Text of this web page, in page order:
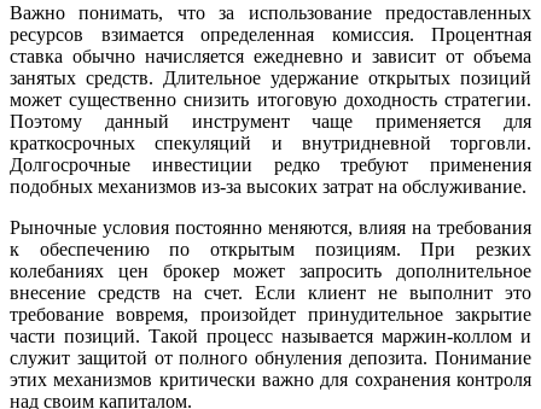
Важно понимать, что за использование предоставленных
ресурсов взимается определенная комиссия. Процентная
ставка обычно начисляется ежедневно и зависит от объема
занятых средств. Длительное удержание открытых позиций
может существенно снизить итоговую доходность стратегии.
Поэтому данный инструмент чаще применяется для
краткосрочных спекуляций и внутридневной торговли.
Долгосрочные инвестиции редко требуют применения
подобных механизмов из-за высоких затрат на обслуживание.
Рыночные условия постоянно меняются, влияя на требования
к обеспечению по открытым позициям. При резких
колебаниях цен брокер может запросить дополнительное
внесение средств на счет. Если клиент не выполнит это
требование вовремя, произойдет принудительное закрытие
части позиций. Такой процесс называется маржин-коллом и
служит защитой от полного обнуления депозита. Понимание
этих механизмов критически важно для сохранения контроля
над своим капиталом.